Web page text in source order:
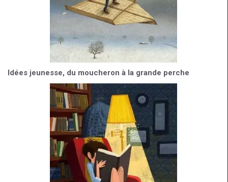
Idées jeunesse, du moucheron à la grande perche